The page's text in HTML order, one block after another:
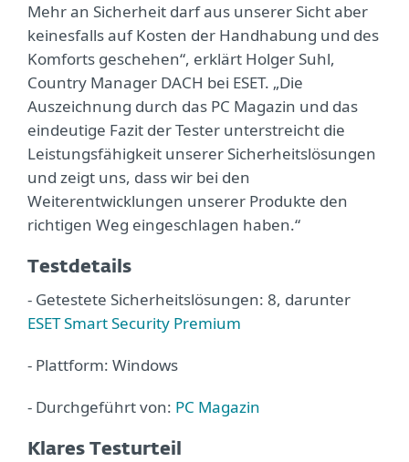
Mehr an Sicherheit darf aus unserer Sicht aber
keinesfalls auf Kosten der Handhabung und des
Komforts geschehen“, erklärt Holger Suhl,
Country Manager DACH bei ESET. „Die
Auszeichnung durch das PC Magazin und das
eindeutige Fazit der Tester unterstreicht die
Leistungsfähigkeit unserer Sicherheitslösungen
und zeigt uns, dass wir bei den
Weiterentwicklungen unserer Produkte den
richtigen Weg eingeschlagen haben.“
Testdetails
- Getestete Sicherheitslösungen: 8, darunter
ESET Smart Security Premium
- Plattform: Windows
- Durchgeführt von: PC Magazin
Klares Testurteil